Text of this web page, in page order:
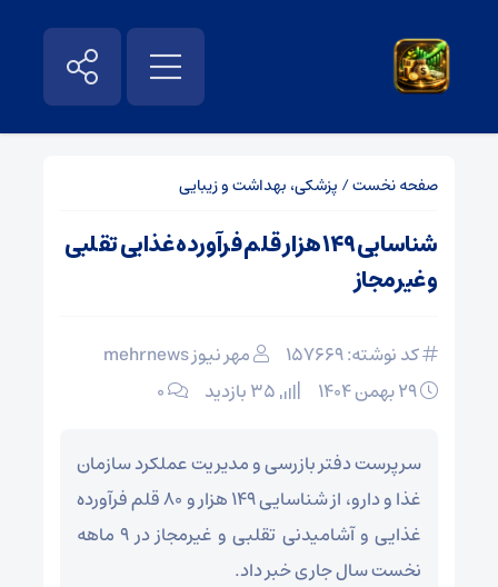
صفحه نخست/ پزشکی، بهداشت و زیبایی
شناسایی ۱۴۹ هزار قلم فرآورده غذایی تقلبی
و غیرمجاز
کد نوشته: 157669
مهر نیوز mehrnews
۰
سرپرست دفتر بازرسی و مدیریت عملکرد سازمان
غذا و دارو، از شناسایی ۱۴۹ هزار و ۸۰ قلم فرآورده
غذایی و آشامیدنی تقلبی و غیرمجاز در ۹ ماهه
نخست سال جاری خبر داد.